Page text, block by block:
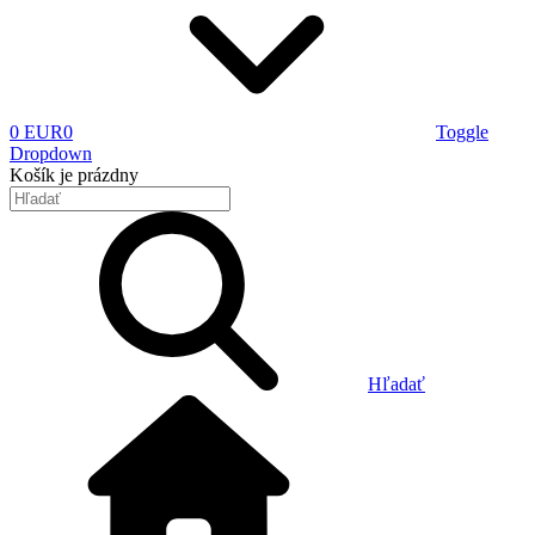
0 EUR0
Toggle
Dropdown
Košík je prázdny
Hľadať